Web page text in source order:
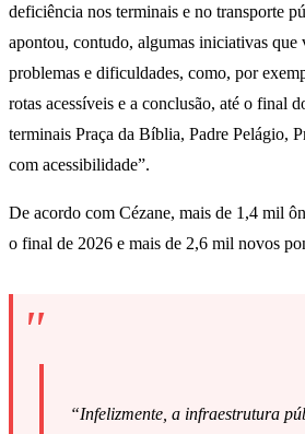
deficiência nos terminais e no transporte
apontou, contudo, algumas iniciativas que
problemas e dificuldades, como, por
rotas acessíveis e a conclusão, até o final
terminais Praça da Bíblia, Padre Pelágio,
com acessibilidade”.
De acordo com Cézane, mais de 1,4 mil
o final de 2026 e mais de 2,6 mil novos
“Infelizmente, a infraestrutura